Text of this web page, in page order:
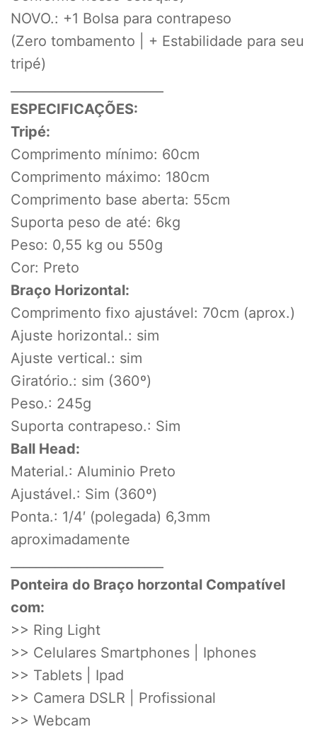
NOVO.: +1 Bolsa para contrapeso
(Zero tombamento | + Estabilidade para seu
tripé)
ESPECIFICAÇÕES:
Tripé:
Comprimento mínimo: 60cm
Comprimento máximo: 180cm
Comprimento base aberta: 55cm
Suporta peso de até: 6kg
Peso: 0,55 kg ou 550g
Cor: Preto
Braço Horizontal:
Comprimento fixo ajustável: 70cm (aprox.)
Ajuste horizontal.: sim
Ajuste vertical.: sim
Giratório.: sim (360º)
Peso.: 245g
Suporta contrapeso.: Sim
Ball Head:
Material.: Aluminio Preto
Ajustável.: Sim (360º)
Ponta.: 1/4′ (polegada) 6,3mm
aproximadamente
Ponteira do Braço horzontal Compatível
com:
>> Ring Light
>> Celulares Smartphones | Iphones
>> Tablets | Ipad
>> Camera DSLR | Profissional
>> Webcam